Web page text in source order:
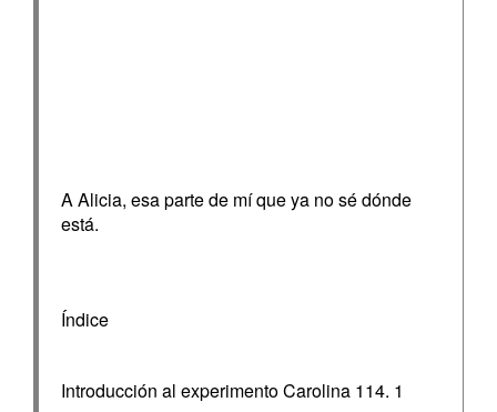
A Alicia, esa parte de mí que ya no sé dónde
está.
Índice
Introducción al experimento Carolina 114. 1